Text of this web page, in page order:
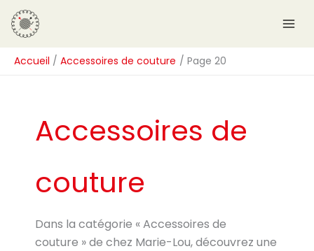
Aller
au
contenu
Accueil
Accessoires de couture Page 20
Accessoires de
couture
Dans la catégorie « Accessoires de
couture » de chez Marie-Lou, découvrez une
R
e
c
h